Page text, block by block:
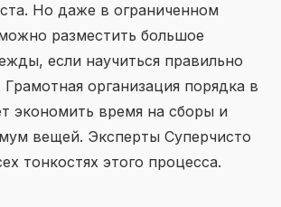
Но даже в ограниченном
разместить большое
если научиться правильно
организация порядка в
экономить время на сборы и
вещей. Эксперты Суперчисто
тонкостях этого процесса.